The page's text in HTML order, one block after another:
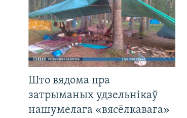
Што вядома пра
затрыманых удзельнікаў
нашумелага «вясёлкавага»